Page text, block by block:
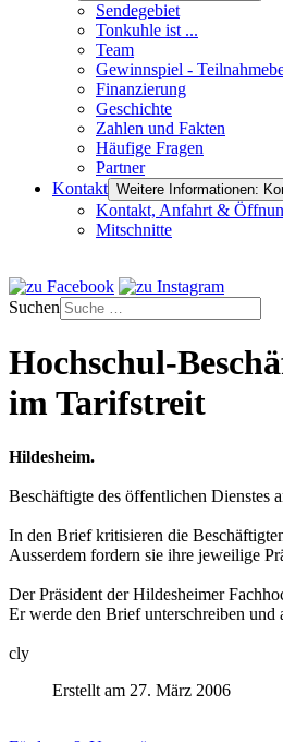
Sendegebiet
Tonkuhle ist ...
Team
Gewinnspiel -
Finanzierung
Geschichte
Zahlen und Fakten
Häufige Fragen
Partner
Kontakt Weitere Informationen:
Kontakt, Anfahrt &
Mitschnitte
Suchen
Hochschul-
im Tarifstreit
Hildesheim.
Beschäftigte des öffentlichen Dienstes
In den Brief kritisieren die
Ausserdem fordern sie ihre jeweilige
Der Präsident der Hildesheimer
Er werde den Brief unterschreiben und
cly
Erstellt am 27. März 2006